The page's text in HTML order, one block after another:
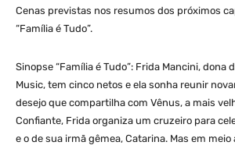
Cenas previstas nos resumos dos próximos
“Família é Tudo”.
Sinopse “Família é Tudo”: Frida Mancini, dona
Music, tem cinco netos e ela sonha reunir
desejo que compartilha com Vênus, a mais
Confiante, Frida organiza um cruzeiro para
e o de sua irmã gêmea, Catarina. Mas em